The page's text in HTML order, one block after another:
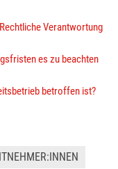
Verantwortung
es zu beachten
betroffen ist?